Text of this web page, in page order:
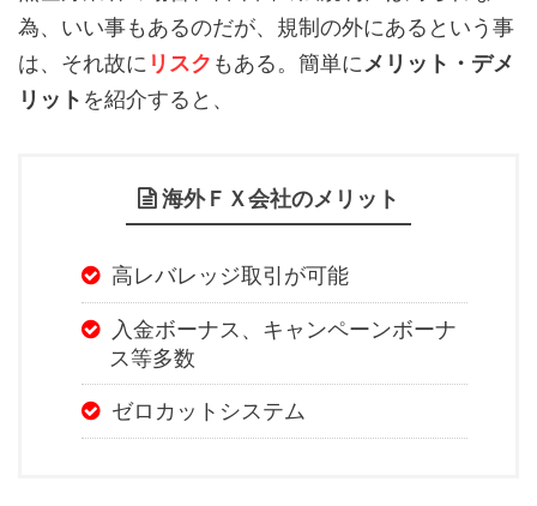
為、いい事もあるのだが、規制の外にあるという事
は、それ故に リスク もある。簡単に メリット・デメ
リット を紹介すると、
海外ＦＸ会社のメリット
高レバレッジ取引が可能
入金ボーナス、キャンペーンボーナ
ス等多数
ゼロカットシステム